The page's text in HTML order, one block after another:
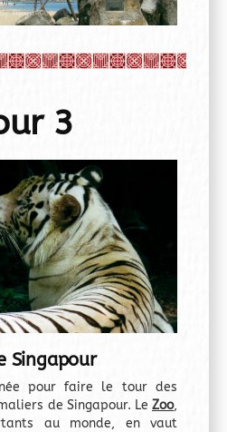
3
Singapour
pour faire le tour des
de Singapour. Le Zoo,
au monde, en vaut